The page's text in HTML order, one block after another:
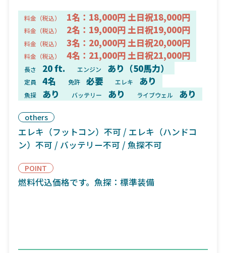
料金（税込） 1名：18,000円 土日祝18,000円
料金（税込） 2名：19,000円 土日祝19,000円
料金（税込） 3名：20,000円 土日祝20,000円
料金（税込） 4名：21,000円 土日祝21,000円
長さ 20 ft. エンジン あり（50馬力）
定員 4名 免許 必要 エレキ あり
魚探 あり バッテリー あり ライブウェル あり
others
エレキ（フットコン）不可 / エレキ（ハンドコ
ン）不可 / バッテリー不可 / 魚探不可
POINT
燃料代込価格です。魚探：標準装備